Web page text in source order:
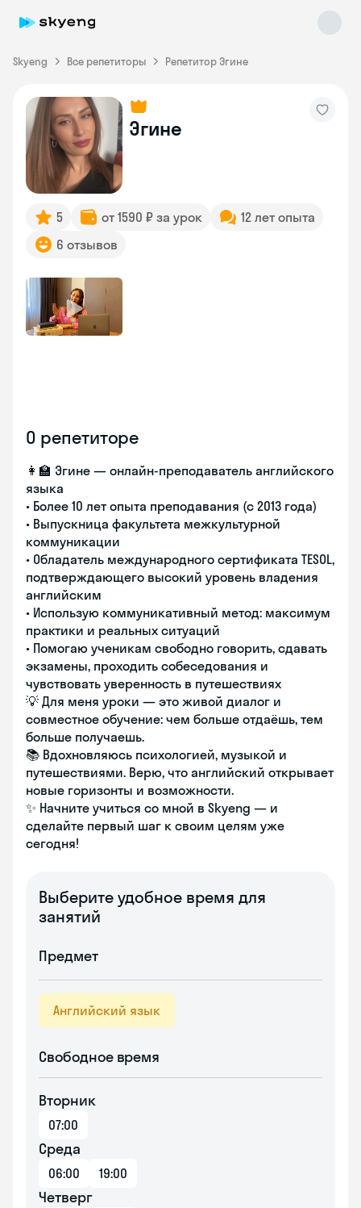
Skyeng Все репетиторы Репетитор Эгине
Эгине
5 от 1590 ₽ за урок
12 лет опыта
6 отзывов
О репетиторе
👩‍🏫 Эгине — онлайн-преподаватель английского
языка
• Более 10 лет опыта преподавания (с 2013 года)
• Выпускница факультета межкультурной
коммуникации
• Обладатель международного сертификата TESOL,
подтверждающего высокий уровень владения
английским
• Использую коммуникативный метод: максимум
практики и реальных ситуаций
• Помогаю ученикам свободно говорить, сдавать
экзамены, проходить собеседования и
чувствовать уверенность в путешествиях
💡 Для меня уроки — это живой диалог и
совместное обучение: чем больше отдаёшь, тем
больше получаешь.
📚 Вдохновляюсь психологией, музыкой и
путешествиями. Верю, что английский открывает
новые горизонты и возможности.
✨ Начните учиться со мной в Skyeng — и
сделайте первый шаг к своим целям уже
сегодня!
Выберите удобное время для
занятий
Предмет
Английский язык
Свободное время
Вторник
07:00
Среда
06:00 19:00
Четверг
Skyeng Chat
online